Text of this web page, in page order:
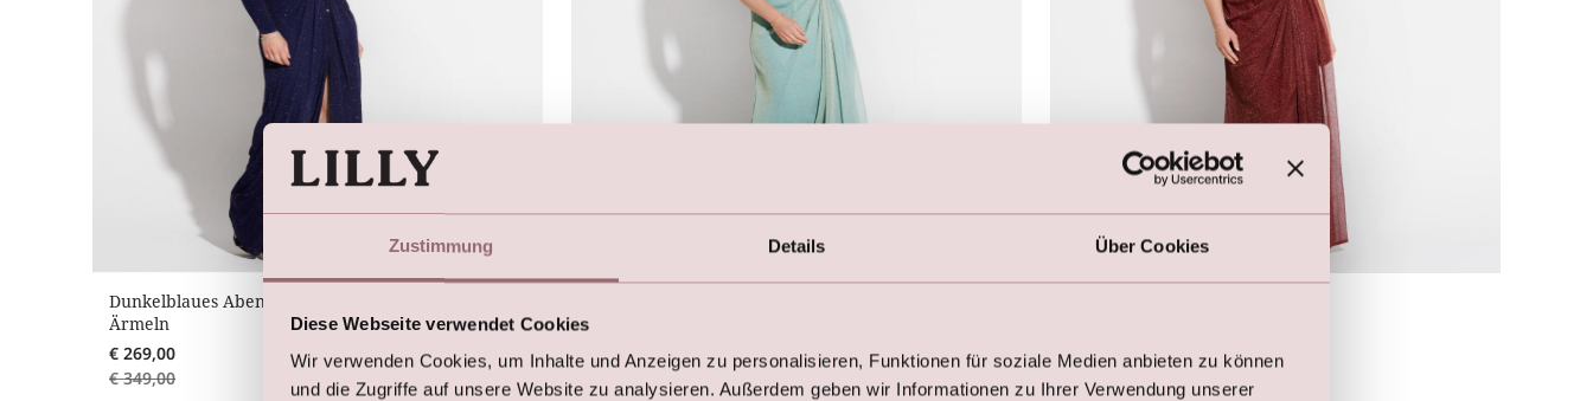
Zustimmung Details Über Cookies
Diese Webseite verwendet Cookies
Wir verwenden Cookies, um Inhalte und Anzeigen zu personalisieren, Funktionen für soziale Medien anbieten zu können
und die Zugriffe auf unsere Website zu analysieren. Außerdem geben wir Informationen zu Ihrer Verwendung unserer
Dunkelblaues Abendkleid mit langen, schmalen
Ärmeln
€ 269,00
€ 349,00
€
€ 349,00
€ 349,00